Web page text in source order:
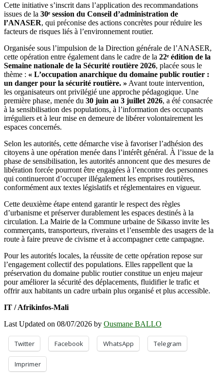
Cette initiative s’inscrit dans l’application des recommandations
issues de la 30ᵉ session du Conseil d’administration de
l’ANASER, qui préconise des actions concrètes pour réduire les
facteurs de risques liés à l’environnement routier.
Organisée sous l’impulsion de la Direction générale de l’ANASER,
cette opération entre également dans le cadre de la 22ᵉ édition de la
Semaine nationale de la Sécurité routière 2026, placée sous le
thème : « L’occupation anarchique du domaine public routier :
un danger pour la sécurité routière. » Avant toute intervention,
les organisateurs ont privilégié une approche pédagogique. Une
première phase, menée du 30 juin au 3 juillet 2026, a été consacrée
à la sensibilisation des populations, à l’information des occupants
irréguliers et à leur mise en demeure de libérer volontairement les
espaces concernés.
Selon les autorités, cette démarche vise à favoriser l’adhésion des
citoyens à une opération menée dans l’intérêt général. À l’issue de la
phase de sensibilisation, les autorités annoncent que des mesures de
libération forcée pourront être engagées à l’encontre des personnes
qui continueront d’occuper illégalement les emprises routières,
conformément aux textes législatifs et réglementaires en vigueur.
Cette deuxième étape entend garantir le respect des règles
d’urbanisme et préserver durablement les espaces destinés à la
circulation. La Mairie de la Commune urbaine de Sikasso invite les
commerçants, transporteurs, riverains et l’ensemble des usagers de la
route à faire preuve de civisme et à accompagner cette campagne.
Pour les autorités locales, la réussite de cette opération repose sur
l’engagement collectif des populations. Elles rappellent que la
préservation du domaine public routier constitue un enjeu majeur
pour améliorer la sécurité des déplacements, fluidifier le trafic et
offrir aux habitants un cadre urbain plus organisé et plus accessible.
IT / Afrikinfos-Mali
Last Updated on 08/07/2026 by Ousmane BALLO
Twitter Facebook WhatsApp Telegram
Imprimer